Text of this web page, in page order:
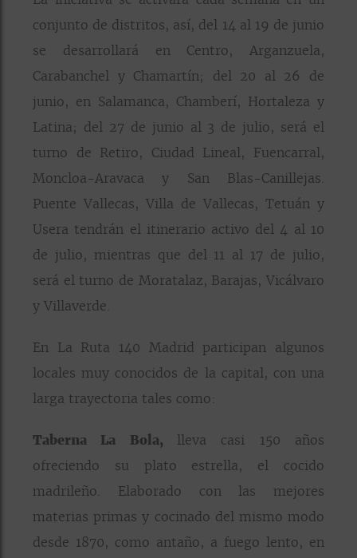
conjunto de distritos, así, del 14 al 19 de junio
se desarrollará en Centro, Arganzuela,
Carabanchel y Chamartín; del 20 al 26 de
junio, en Salamanca, Chamberí, Hortaleza y
Latina; del 27 de junio al 3 de julio, será el
turno de Retiro, Ciudad Lineal, Fuencarral,
Moncloa-Aravaca y San Blas-Canillejas.
Puente Vallecas, Villa de Vallecas, Tetuán y
Usera tendrán el itinerario activo del 4 al 10
de julio, mientras que del 11 al 17 de julio,
será el turno de Moratalaz, Barajas, Vicálvaro
y Villaverde.
En La Ruta 140 Madrid participan algunos
locales muy conocidos de la capital, con una
larga trayectoria tales como:
Taberna La Bola, lleva casi 150 años
ofreciendo su plato estrella, el cocido
madrileño. Elaborado con las mejores
materias primas y cocinado del mismo modo
desde 1870, como antaño, a fuego lento, en